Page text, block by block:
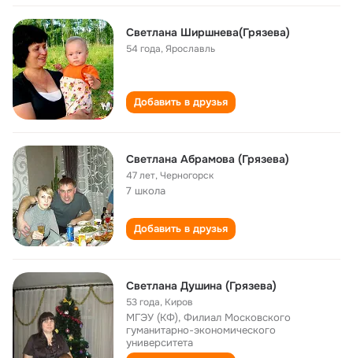
Светлана Ширшнева(Грязева)
54 года,Ярославль
Добавить в друзья
Светлана Абрамова (Грязева)
47 лет,Черногорск
7 школа
Добавить в друзья
Светлана Душина (Грязева)
53 года, Киров
МГЭУ (КФ), Филиал Московского
гуманитарно-экономического
университета